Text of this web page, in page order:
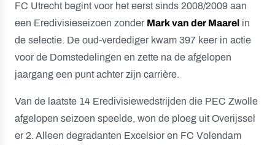
FC Utrecht begint voor het eerst sinds 2008/2009 aan
een Eredivisieseizoen zonder Mark van der Maarel in
de selectie. De oud-verdediger kwam 397 keer in actie
voor de Domstedelingen en zette na de afgelopen
jaargang een punt achter zijn carrière.
Van de laatste 14 Eredivisiewedstrijden die PEC Zwolle
afgelopen seizoen speelde, won de ploeg uit Overijssel
er 2. Alleen degradanten Excelsior en FC Volendam